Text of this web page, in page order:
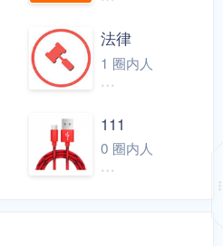
法律
1 圈内人
111
0 圈内人